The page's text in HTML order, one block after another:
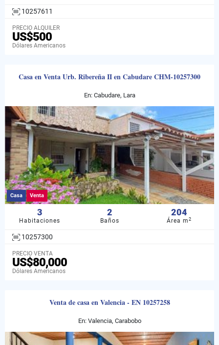
10257611
PRECIO ALQUILER
US$500
Dólares Americanos
Casa en Venta Urb. Ribereña II en Cabudare CHM-10257300
En: Cabudare, Lara
Casa Venta
3
Habitaciones
2
Baños
204
Área m2
10257300
PRECIO VENTA
US$80,000
Dólares Americanos
Venta de casa en Valencia - EN 10257258
En: Valencia, Carabobo